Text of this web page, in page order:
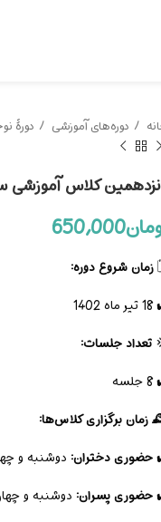
دوره‌های آموزشی دورۀ نوجوان
کلاس‌ آموزشی سواد
650,000
زمان شروع دوره:
1402
تعداد جلسات:
برگزاری کلاس‌ها:
حضوری دختران: دوشنبه و
حضوری پسران: دوشنبه و